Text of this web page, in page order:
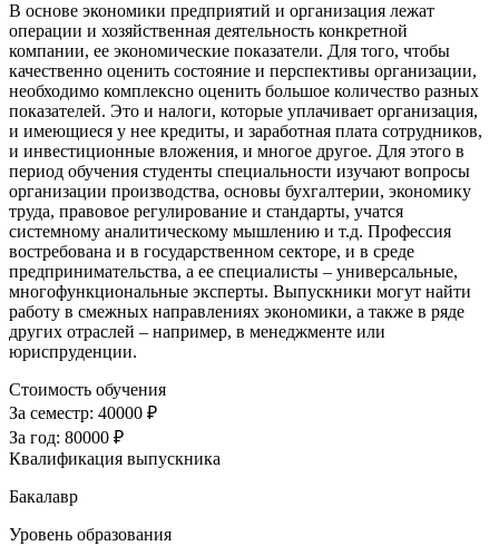
В основе экономики предприятий и организация лежат
операции и хозяйственная деятельность конкретной
компании, ее экономические показатели. Для того, чтобы
качественно оценить состояние и перспективы организации,
необходимо комплексно оценить большое количество разных
показателей. Это и налоги, которые уплачивает организация,
и имеющиеся у нее кредиты, и заработная плата сотрудников,
и инвестиционные вложения, и многое другое. Для этого в
период обучения студенты специальности изучают вопросы
организации производства, основы бухгалтерии, экономику
труда, правовое регулирование и стандарты, учатся
системному аналитическому мышлению и т.д. Профессия
востребована и в государственном секторе, и в среде
предпринимательства, а ее специалисты – универсальные,
многофункциональные эксперты. Выпускники могут найти
работу в смежных направлениях экономики, а также в ряде
других отраслей – например, в менеджменте или
юриспруденции.
Стоимость обучения
За семестр: 40000 ₽
За год: 80000 ₽
Квалификация выпускника
Бакалавр
Уровень образования